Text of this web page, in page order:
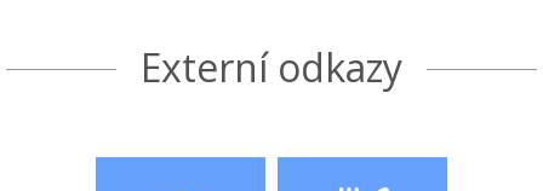
Externí odkazy